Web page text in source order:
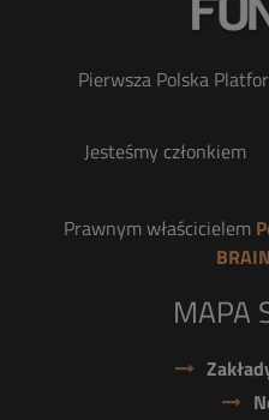
Pierwsza Polska
Jesteśmy członkiem
Prawnym właścicielem
MAPA